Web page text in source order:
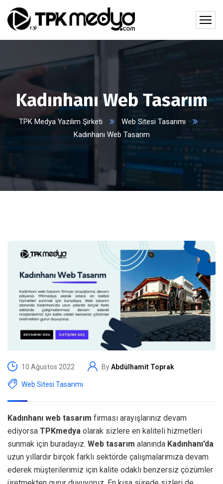
Kadınhanı Web Tasarım
TPK Medya Yazılım Şirketi
Web Sitesi Tasarımı
Kadınhanı Web Tasarım
10 Ağustos 2022 ByAbdülhamit Toprak
Web Sitesi Tasarımı
Kadınhanı web tasarım firması arayışlarınız devam
ediyorsa TPKmedya olarak sizlere en kaliteli hizmetleri
sunmak için buradayız. Web tasarım alanında Kadınhanı’da
uzun yıllardır birçok farklı sektörde çalışmalarımıza devam
ederek müşterilerimiz için kalite odaklı benzersiz çözümler